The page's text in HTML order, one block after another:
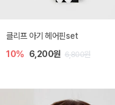
클리프 아기 헤어핀set
10% 6,200원 6,800원